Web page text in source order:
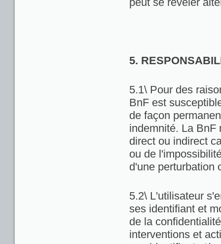
5.
5.1\ Pour des
BnF est
de façon
indemnité. La BnF
direct ou indirect
ou de
d'une perturbation
5.2\ L'utilisateur
ses identifiant et
de la
interventions et